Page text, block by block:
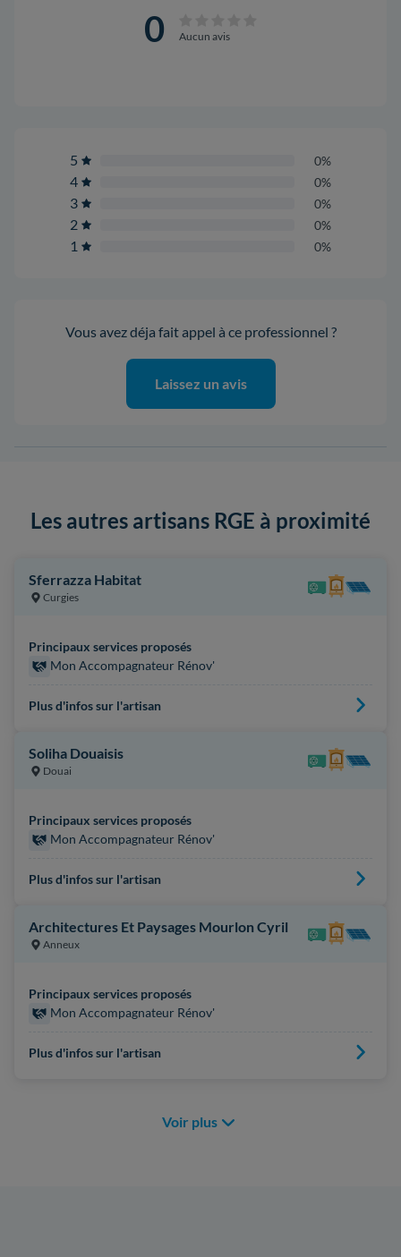
0 Aucun avis
5 0%
4 0%
3 0%
2 0%
1 0%
Vous avez déja fait appel à ce professionnel ?
Laissez un avis
Les autres artisans RGE à proximité
Sferrazza Habitat
Curgies
Principaux services proposés
Mon Accompagnateur Rénov'
Plus d'infos sur l'artisan
Soliha Douaisis
Douai
Principaux services proposés
Mon Accompagnateur Rénov'
Plus d'infos sur l'artisan
Architectures Et Paysages Mourlon Cyril
Anneux
Principaux services proposés
Mon Accompagnateur Rénov'
Plus d'infos sur l'artisan
Voir plus